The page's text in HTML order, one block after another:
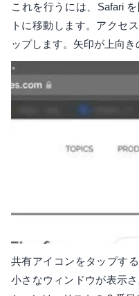
これを行うには、Safari
トに移動します。アクセ
ップします。矢印が上向き
共有アイコンをタップす
小さなウィンドウが表示さ